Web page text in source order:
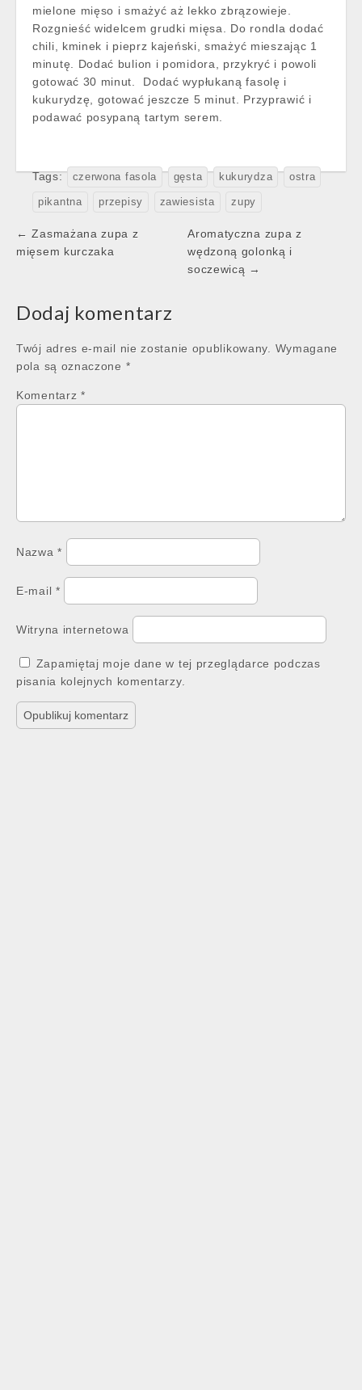
mielone mięso i smażyć aż lekko zbrązowieje.
Rozgnieść widelcem grudki mięsa. Do rondla dodać
chili, kminek i pieprz kajeński, smażyć mieszając 1
minutę. Dodać bulion i pomidora, przykryć i powoli
gotować 30 minut. Dodać wypłukaną fasolę i
kukurydzę, gotować jeszcze 5 minut. Przyprawić i
podawać posypaną tartym serem.
Tags: czerwona fasola gęsta kukurydza ostra
pikantna przepisy zawiesista zupy
Post
navigation
← Zasmażana zupa z
mięsem kurczaka
Aromatyczna zupa z
wędzoną golonką i
soczewicą →
Dodaj komentarz
Twój adres e-mail nie zostanie opublikowany.
Wymagane
pola są oznaczone *
Komentarz *
Nazwa*
E-mail *
Witryna internetowa
Zapamiętaj moje dane w tej przeglądarce podczas
pisania kolejnych komentarzy.